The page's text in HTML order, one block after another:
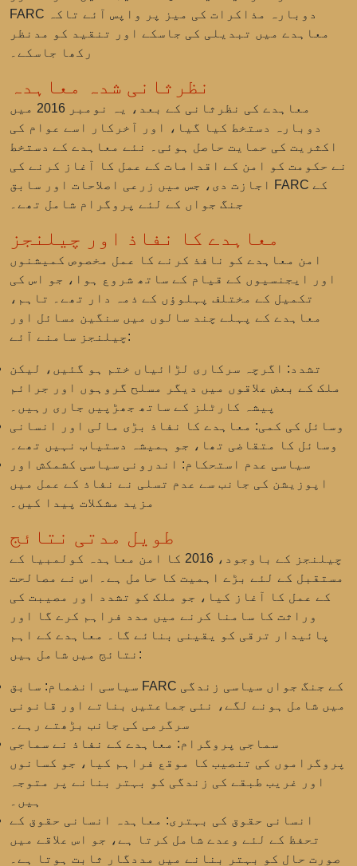
FARC دوبارہ مذاکرات کی میز پر واپس آئے تاکہ
معاہدے میں تبدیلی کی جاسکے اور تنقید کو مدنظر
رکھا جاسکے۔
نظرثانی شدہ معاہدہ
معاہدے کی نظرثانی کے بعد، یہ نومبر 2016 میں
دوبارہ دستخط کیا گیا، اور آخرکار اسے عوام کی
اکثریت کی حمایت حاصل ہوئی۔ نئے معاہدے کے دستخط
نے حکومت کو امن کے اقدامات کے عمل کا آغاز کرنے کی
اجازت دی، جس میں زرعی اصلاحات اور سابق FARC کے
جنگ جواں کے لئے پروگرام شامل تھے۔
معاہدے کا نفاذ اور چیلنجز
امن معاہدے کو نافذ کرنے کا عمل مخصوص کمیشنوں
اور ایجنسیوں کے قیام کے ساتھ شروع ہوا، جو اس کی
تکمیل کے مختلف پہلوؤں کے ذمہ دار تھے۔ تاہم،
معاہدے کے پہلے چند سالوں میں سنگین مسائل اور
چیلنجز سامنے آئے:
تشدد: اگرچہ سرکاری لڑائیاں ختم ہو گئیں، لیکن
ملک کے بعض علاقوں میں دیگر مسلح گروہوں اور جرائم
پیشہ کارٹلز کے ساتھ جھڑپیں جاری رہیں۔
وسائل کی کمی: معاہدے کا نفاذ بڑی مالی اور انسانی
وسائل کا متقاضی تھا، جو ہمیشہ دستیاب نہیں تھے۔
سیاسی عدم استحکام: اندرونی سیاسی کشمکش اور
اپوزیشن کی جانب سے عدم تسلی نے نفاذ کے عمل میں
مزید مشکلات پیدا کیں۔
طویل مدتی نتائج
چیلنجز کے باوجود، 2016 کا امن معاہدہ کولمبیا کے
مستقبل کے لئے بڑے اہمیت کا حامل ہے۔ اس نے مصالحت
کے عمل کا آغاز کیا، جو ملک کو تشدد اور مصیبت کی
وراثت کا سامنا کرنے میں مدد فراہم کرے گا اور
پائیدار ترقی کو یقینی بنائے گا۔ معاہدے کے اہم
نتائج میں شامل ہیں:
سیاسی انضمام: سابق FARC کے جنگ جواں سیاسی زندگی
میں شامل ہونے لگے، نئی جماعتیں بناتے اور قانونی
سرگرمی کی جانب بڑھتے رہے۔
سماجی پروگرام: معاہدے کے نفاذ نے سماجی
پروگراموں کی تنصیب کا موقع فراہم کیا، جو کسانوں
اور غریب طبقے کی زندگی کو بہتر بنانے پر متوجہ
ہیں۔
انسانی حقوق کی بہتری: معاہدہ انسانی حقوق کے
تحفظ کے لئے وعدے شامل کرتا ہے، جو اس علاقے میں
صورت حال کو بہتر بنانے میں مددگار ثابت ہوتا ہے۔